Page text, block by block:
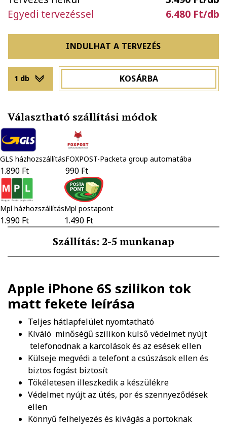
Egyedi tervezéssel
6.480 Ft/db
INDULHAT A TERVEZÉS
1 db KOSÁRBA
Választható szállítási módok
GLS házhozszállítás
1.890 Ft
FOXPOST-Packeta group automatába
990 Ft
Mpl házhozszállítás
1.990 Ft
Mpl postapont
1.490 Ft
Szállítás: 2-5 munkanap
Apple iPhone 6S szilikon tok
matt fekete leírása
Teljes hátlapfelület nyomtatható
Kíváló minőségű szilikon külső védelmet nyújt
telefonodnak a karcolások és az esések ellen
Külseje megvédi a telefont a csúszások ellen és
biztos fogást biztosít
Tökéletesen illeszkedik a készülékre
Védelmet nyújt az ütés, por és szennyeződések
ellen
Könnyű felhelyezés és kivágás a portoknak